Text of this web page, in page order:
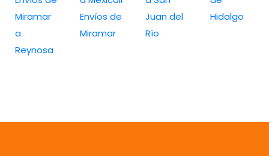
Miramar
a
Reynosa
Envíos de
Miramar
Juan del
Río
Hidalgo